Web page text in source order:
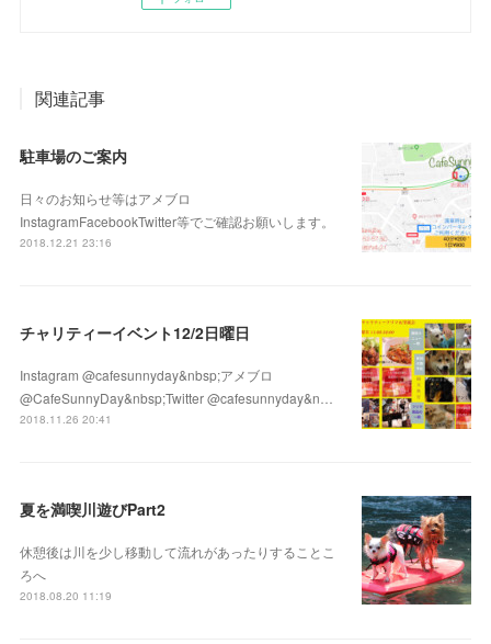
関連記事
駐車場のご案内
日々のお知らせ等はアメブロ
InstagramFacebookTwitter等でご確認お願いします。
2018.12.21 23:16
チャリティーイベント12/2日曜日
Instagram @cafesunnyday&nbsp;アメブロ
@CafeSunnyDay&nbsp;Twitter @cafesunnyday&n…
2018.11.26 20:41
夏を満喫川遊びPart2
休憩後は川を少し移動して流れがあったりすることこ
ろへ
2018.08.20 11:19